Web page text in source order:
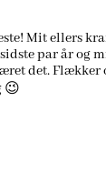
Mit ellers
par år og
det. Flækker
😉